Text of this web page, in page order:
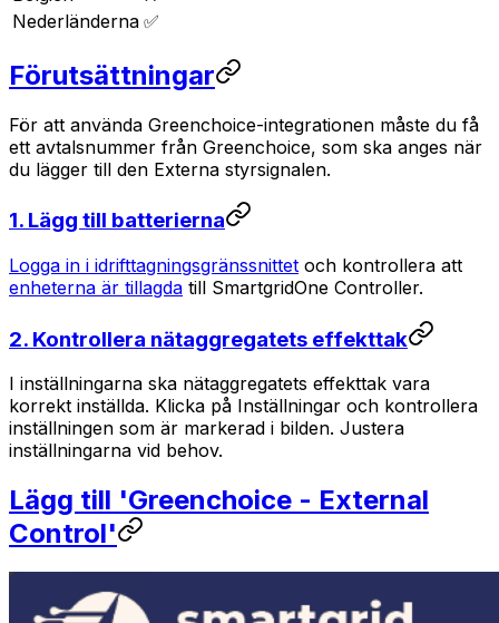
Nederländerna ✅
Förutsättningar
För att använda Greenchoice-integrationen måste du få
ett avtalsnummer från Greenchoice, som ska anges när
du lägger till den Externa styrsignalen.
1. Lägg till batterierna
Logga in i idrifttagningsgränssnittet och kontrollera att
enheterna är tillagda till SmartgridOne Controller.
2. Kontrollera nätaggregatets effekttak
I inställningarna ska nätaggregatets effekttak vara
korrekt inställda. Klicka på Inställningar och kontrollera
inställningen som är markerad i bilden. Justera
inställningarna vid behov.
Lägg till 'Greenchoice - External
Control'